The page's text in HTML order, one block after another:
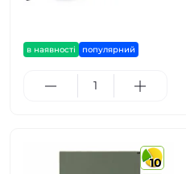
в наявності популярний
10